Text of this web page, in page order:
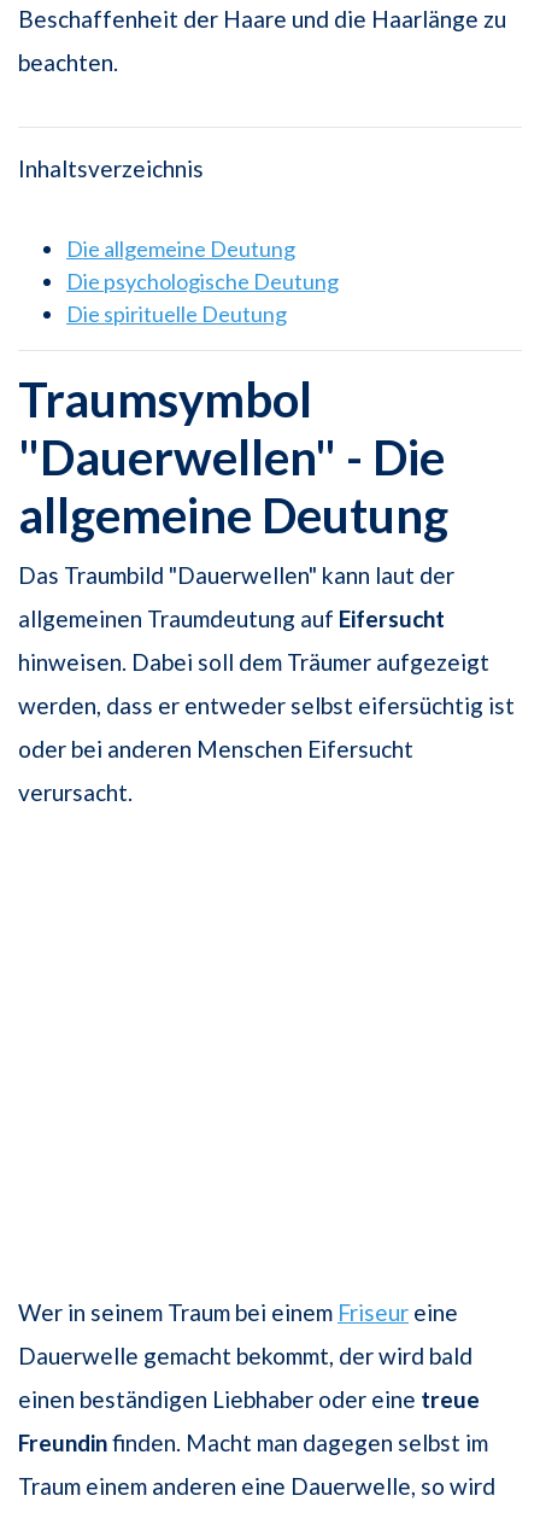
Beschaffenheit der Haare und die Haarlänge zu
beachten.
Inhaltsverzeichnis
Die allgemeine Deutung
Die psychologische Deutung
Die spirituelle Deutung
Traumsymbol
"Dauerwellen" - Die
allgemeine Deutung
Das Traumbild "Dauerwellen" kann laut der
allgemeinen Traumdeutung auf Eifersucht
hinweisen. Dabei soll dem Träumer aufgezeigt
werden, dass er entweder selbst eifersüchtig ist
oder bei anderen Menschen Eifersucht
verursacht.
Wer in seinem Traum bei einem Friseur eine
Dauerwelle gemacht bekommt, der wird bald
einen beständigen Liebhaber oder eine treue
Freundinfinden. Macht man dagegen selbst im
Traum einem anderen eine Dauerwelle, so wird